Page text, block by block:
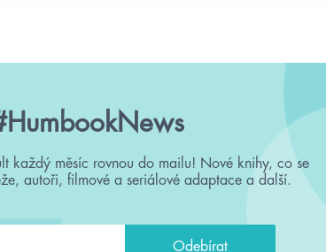
každý měsíc rovnou do mailu! Nové knihy, co se
autoři, filmové a seriálové adaptace a další.